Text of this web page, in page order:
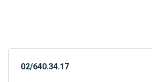
02/640.34.17